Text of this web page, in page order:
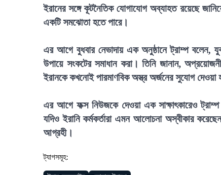
ইরানের সঙ্গে কূটনৈতিক যোগাযোগ অব্যাহত রয়েছে
একটি সমঝোতা হতে পারে।
এর আগে বুধবার নেভাদায় এক অনুষ্ঠানে ট্রাম্প বলেন,
উপায়ে সংকটের সমাধান করা। তিনি জানান,
ইরানকে কখনোই পারমাণবিক অস্ত্র অর্জনের সুযোগ দেওয়া
এর আগে ফক্স নিউজকে দেওয়া এক সাক্ষাৎকারেও
যদিও ইরানি কর্মকর্তারা এমন আলোচনা অস্বীকার
আগ্রহী।
ট্যাগসমূহ: